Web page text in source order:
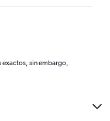
sin embargo,